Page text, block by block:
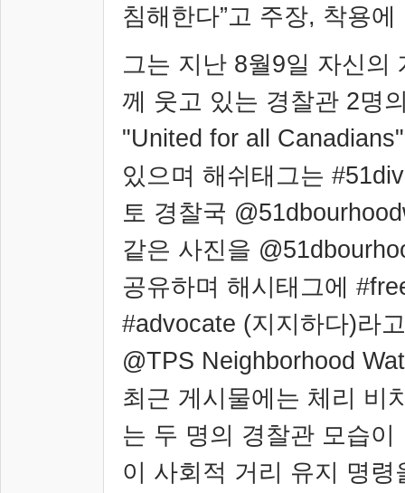
침해한다”고 주장, 착용에
그는 지난 8월9일 자신의
께 웃고 있는 경찰관 2명
"United for all
있으며 해쉬태그는
토 경찰국
같은 사진을
공유하며 해시태그에
#advocate (지지하다)라
@TPS Neighborhood
최근 게시물에는 체리 비
는 두 명의 경찰관 모습이
이 사회적 거리 유지 명